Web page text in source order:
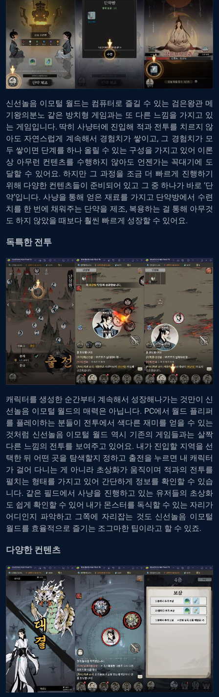
신선놀음 이모털 월드는 컴퓨터로 즐길 수 있는 검은왕관 메
기왕의분노 같은 방치형 게임과는 또 다른 느낌을 가지고 있
는 게임입니다. 딱히 사냥터에 진입해 적과 전투를 치르지 않
아도 자연스럽게 계속해서 경험치가 쌓이고, 그 경험치가 모
두 쌓이면 단계를 하나 올릴 수 있는 구성을 가지고 있어 이론
상 아무런 컨텐츠를 수행하지 않아도 언젠가는 꼭대기에 도
달할 수 있어요. 하지만 그 과정을 조금 더 빠르게 진행하기
위해 다양한 컨텐츠들이 준비되어 있고 그 중 하나가 바로 ‘단
약’입니다. 사냥을 통해 얻은 재료를 가지고 단약방에서 수련
치를 한 번에 채워주는 단약을 제조, 복용하는 걸 통해 아무것
도 하지 않았을 때보다 훨씬 빠르게 성장할 수 있어요.
독특한 전투
캐릭터를 생성한 순간부터 계속해서 성장해나가는 것만이 신
선놀음 이모털 월드의 매력은 아닙니다. PC에서 월드 플리퍼
를 플레이하는 분들이 전투에서 색다른 재미를 얻을 수 있는
것처럼 신선놀음 이모털 월드 역시 기존의 게임들과는 살짝
다른 느낌의 전투를 보여주고 있어요. 내가 진입할 지역을 선
택한 뒤 어떤 곳을 탐색할지 정하고 출전을 누르면 내 캐릭터
가 걸어 다니는 게 아니라 초상화가 움직이며 적과의 전투를
펼치는 형태를 가지고 있어 간단하게 정보를 확인할 수 있습
니다. 같은 필드에서 사냥을 진행하고 있는 유저들의 초상화
도 쉽게 확인할 수 있어 내가 몬스터를 독식할 수 있는 자리가
어디인지 파악하고 그쪽에 자리잡는 것도 신선놀음 이모털
월드를 효율적으로 즐기는 조그마한 팁이라고 할 수 있죠.
다양한 컨텐츠